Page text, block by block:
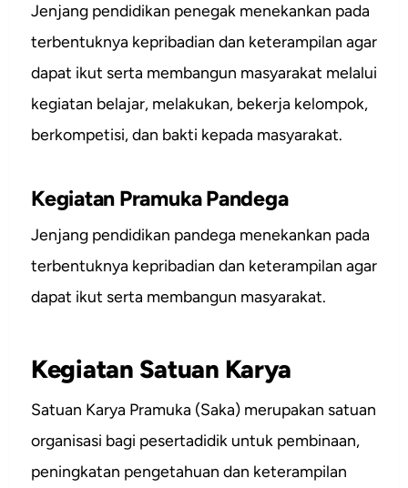
Jenjang pendidikan penegak menekankan pada
terbentuknya kepribadian dan keterampilan agar
dapat ikut serta membangun masyarakat melalui
kegiatan belajar, melakukan, bekerja kelompok,
berkompetisi, dan bakti kepada masyarakat.
Kegiatan Pramuka Pandega
Jenjang pendidikan pandega menekankan pada
terbentuknya kepribadian dan keterampilan agar
dapat ikut serta membangun masyarakat.
Kegiatan Satuan Karya
Satuan Karya Pramuka (Saka) merupakan satuan
organisasi bagi pesertadidik untuk pembinaan,
peningkatan pengetahuan dan keterampilan